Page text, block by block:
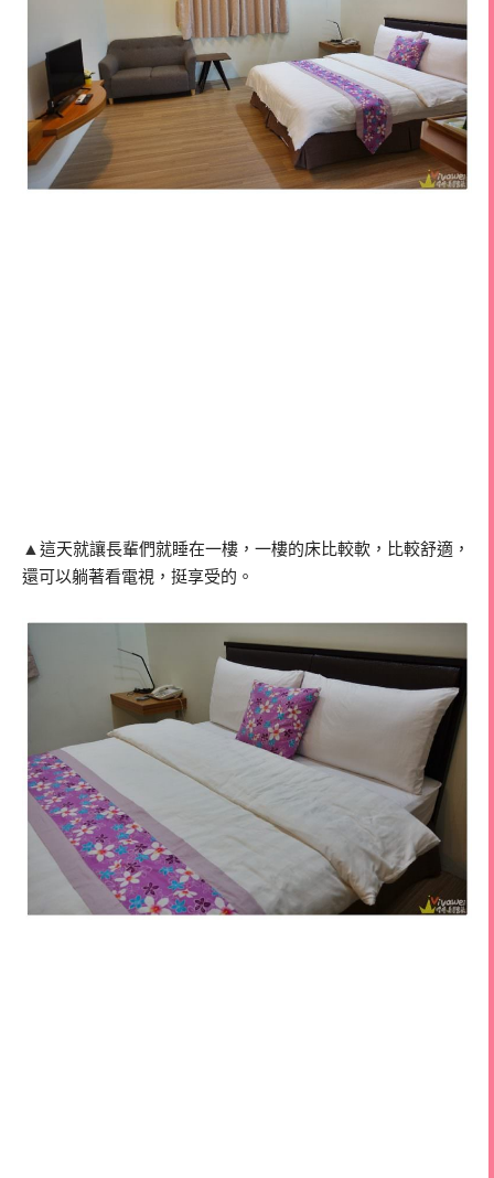
▲ 這天就讓長輩們就睡在一樓，一樓的床比較軟，比較舒適，
還可以躺著看電視，挺享受的。